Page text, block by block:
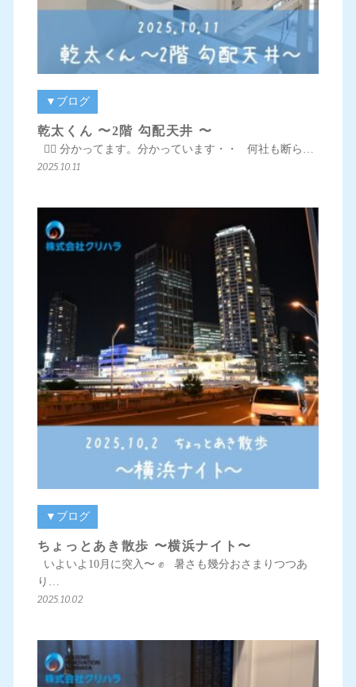
▼ブログ
乾太くん 〜2階 勾配天井 〜
👱‍♀️ 分かってます。分かっています・・ 何社も断ら…
2025.10.11
▼ブログ
ちょっとあき散歩 〜横浜ナイト〜
いよいよ10月に突入〜 ✊ 暑さも幾分おさまりつつあ
り…
2025.10.02